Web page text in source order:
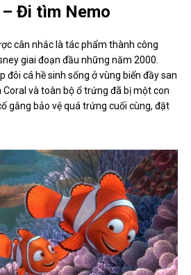
Đi tìm Nemo
cân nhắc là tác phẩm thành công
giai đoạn đầu những năm 2000.
đôi cá hề sinh sống ở vùng biển đầy san
Coral và toàn bộ ổ trứng đã bị một con
gắng bảo vệ quá trứng cuối cùng, đặt